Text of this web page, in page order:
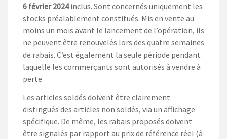
6 février 2024inclus. Sont concernés uniquement les
stocks préalablement constitués. Mis en vente au
moins un mois avant le lancement de l’opération, ils
ne peuvent être renouvelés lors des quatre semaines
de rabais. C’est également la seule période pendant
laquelle les commerçants sont autorisés à vendre à
perte.
L es articles soldés doivent être clairement
distingués des articles non soldés, via un affichage
spécifique. De même, les rabais proposés doivent
être signalés par rapport au prix de référence réel (à